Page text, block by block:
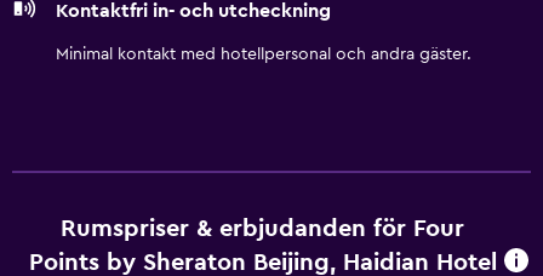
Kontaktfri in- och utcheckning
Minimal kontakt med hotellpersonal och andra gäster.
Rumspriser & erbjudanden för Four
Points by Sheraton Beijing, Haidian Hotel